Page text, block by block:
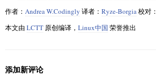
作者： Andrea W.Codingly 译者： Ryze-Borgia校对：
本文由 LCTT 原创编译， Linux中国 荣誉推出
添加新评论